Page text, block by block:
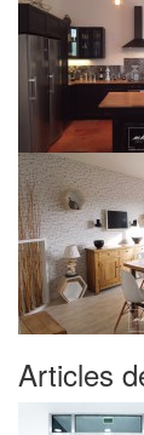
Articles